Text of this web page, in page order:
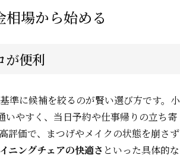
場から始める
が便利
準に候補を絞るのが賢い選び方です。小
いやすく、当日予約や仕事帰りの立ち寄
評価で、まつげやメイクの状態を崩さず
ニングチェアの快適さ といった具体的な